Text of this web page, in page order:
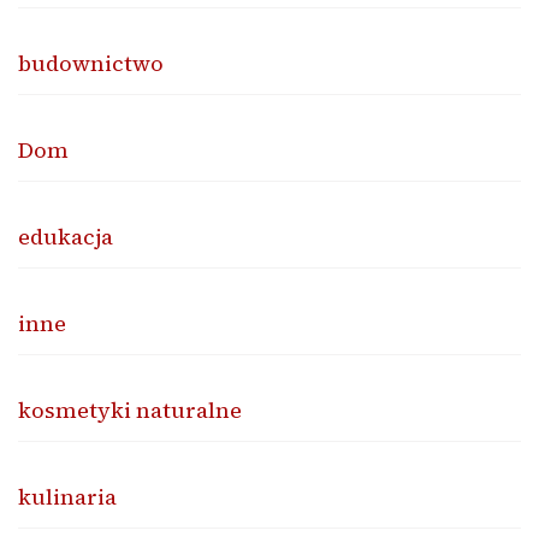
budownictwo
Dom
edukacja
inne
kosmetyki naturalne
kulinaria